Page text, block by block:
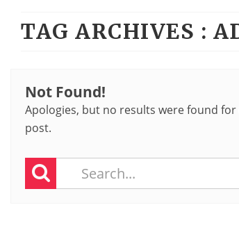
TAG ARCHIVES :
Not Found!
Apologies, but no results were found
post.